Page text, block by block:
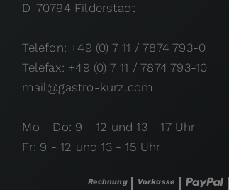
D-70794 Filderstadt
Telefon: +49 (0) 7 11 / 7874 793-0
Telefax: +49 (0) 7 11 / 7874 793-10
mail@gastro-kurz.com
Mo - Do: 9 - 12 und 13 - 17 Uhr
Fr: 9 - 12 und 13 - 15 Uhr
Rechnung Vorkasse